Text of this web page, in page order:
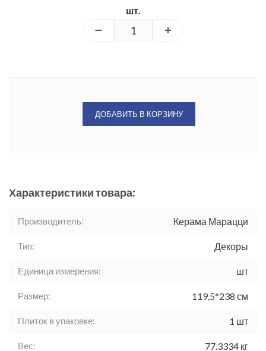
шт.
ДОБАВИТЬ В КОРЗИНУ
Характеристики товара:
Производитель: Керама Марацци
Тип: Декоры
Единица измерения: шт
Размер: 119,5*238 см
Плиток в упаковке: 1 шт
Вес: 77.3334 кг